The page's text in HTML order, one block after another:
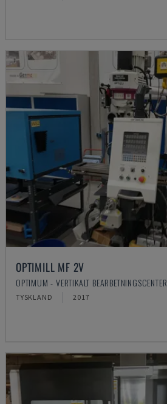
OPTIMILL MF 2V
OPTIMUM - VERTIKALT BEARBETNINGSCENTER
TYSKLAND 2017